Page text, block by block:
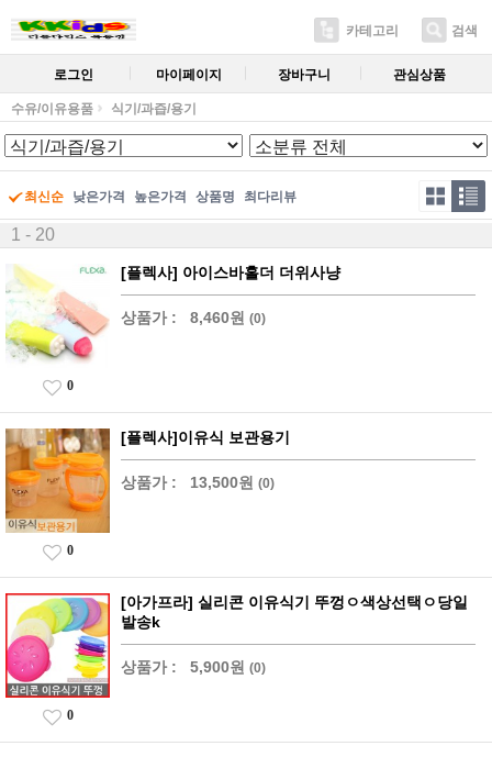
카테고리 검색
로그인 마이페이지 장바구니 관심상품
수유/이유용품 식기/과즙/용기
최신순 낮은가격 높은가격 상품명 최다리뷰
1 - 20
[플렉사] 아이스바홀더 더위사냥
상품가 : 8,460원 (0)
0
[플렉사]이유식 보관용기
상품가 : 13,500원 (0)
0
[아가프라] 실리콘 이유식기 뚜껑ㅇ색상선택ㅇ당일
발송k
상품가 : 5,900원 (0)
0